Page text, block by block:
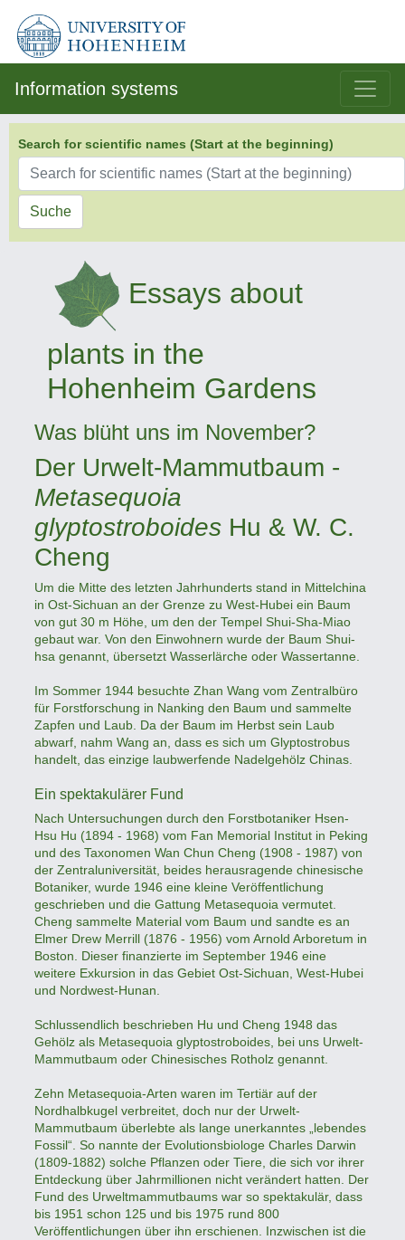
Information systems
Search for scientific names (Start at the beginning)
Suche
Essays about
plants in the
Hohenheim Gardens
Was blüht uns im November?
Der Urwelt-Mammutbaum -
Metasequoia
glyptostroboides Hu & W. C.
Cheng
Um die Mitte des letzten Jahrhunderts stand in Mittelchina
in Ost-Sichuan an der Grenze zu West-Hubei ein Baum
von gut 30 m Höhe, um den der Tempel Shui-Sha-Miao
gebaut war. Von den Einwohnern wurde der Baum Shui-
hsa genannt, übersetzt Wasserlärche oder Wassertanne.
Im Sommer 1944 besuchte Zhan Wang vom Zentralbüro
für Forstforschung in Nanking den Baum und sammelte
Zapfen und Laub. Da der Baum im Herbst sein Laub
abwarf, nahm Wang an, dass es sich um Glyptostrobus
handelt, das einzige laubwerfende Nadelgehölz Chinas.
Ein spektakulärer Fund
Nach Untersuchungen durch den Forstbotaniker Hsen-
Hsu Hu (1894 - 1968) vom Fan Memorial Institut in Peking
und des Taxonomen Wan Chun Cheng (1908 - 1987) von
der Zentraluniversität, beides herausragende chinesische
Botaniker, wurde 1946 eine kleine Veröffentlichung
geschrieben und die Gattung Metasequoia vermutet.
Cheng sammelte Material vom Baum und sandte es an
Elmer Drew Merrill (1876 - 1956) vom Arnold Arboretum in
Boston. Dieser finanzierte im September 1946 eine
weitere Exkursion in das Gebiet Ost-Sichuan, West-Hubei
und Nordwest-Hunan.
Schlussendlich beschrieben Hu und Cheng 1948 das
Gehölz als Metasequoia glyptostroboides, bei uns Urwelt-
Mammutbaum oder Chinesisches Rotholz genannt.
Zehn Metasequoia-Arten waren im Tertiär auf der
Nordhalbkugel verbreitet, doch nur der Urwelt-
Mammutbaum überlebte als lange unerkanntes „lebendes
Fossil“. So nannte der Evolutionsbiologe Charles Darwin
(1809-1882) solche Pflanzen oder Tiere, die sich vor ihrer
Entdeckung über Jahrmillionen nicht verändert hatten. Der
Fund des Urweltmammutbaums war so spektakulär, dass
bis 1951 schon 125 und bis 1975 rund 800
Veröffentlichungen über ihn erschienen. Inzwischen ist die